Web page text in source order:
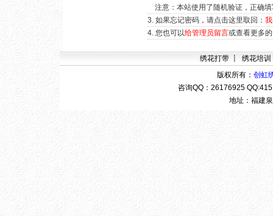
注意：本站使用了随机验证，正确
如果忘记密码，请点击这里取回：
您也可以给管理员留言或查看更多的
绣花打带 ┋
绣花培训
版权所有： 创虹
咨询QQ： 26176925
地址：福建